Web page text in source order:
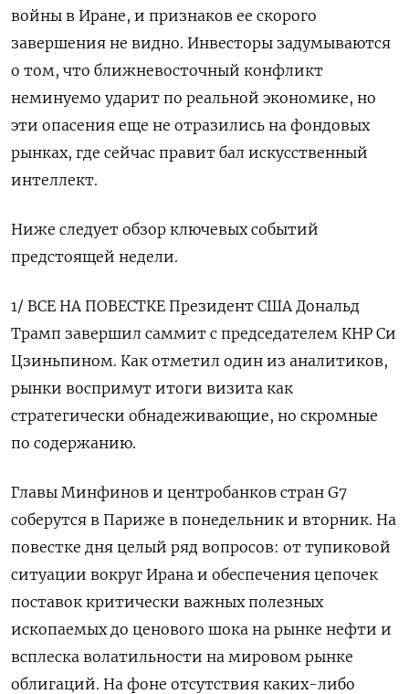
войны в Иране, и признаков ее скорого
завершения не видно. Инвесторы задумываются
о том, что ближневосточный конфликт
неминуемо ударит по реальной экономике, но
эти опасения еще не отразились на фондовых
рынках, где сейчас правит бал искусственный
интеллект.
Ниже следует обзор ключевых событий
предстоящей недели.
1/ ВСЕ НА ПОВЕСТКЕ Президент США Дональд
Трамп завершил саммит с председателем КНР Си
Цзиньпином. Как отметил один из аналитиков,
‌рынки воспримут итоги визита как
стратегически обнадеживающие, но скромные
по содержанию.
Главы Минфинов и центробанков стран G7
соберутся в Париже в понедельник и вторник. На
повестке дня целый ряд вопросов: от тупиковой
ситуации вокруг Ирана и обеспечения цепочек
поставок критически важных полезных
ископаемых до ценового шока на рынке нефти и
всплеска волатильности на мировом рынке
облигаций. На фоне отсутствия каких-либо